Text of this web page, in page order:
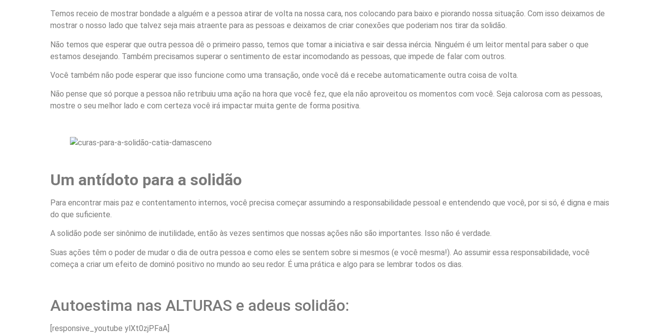
Temos receio de mostrar bondade a alguém e a pessoa atirar de volta na nossa cara, nos colocando para baixo e piorando nossa situação. Com isso deixamos de
mostrar o nosso lado que talvez seja mais atraente para as pessoas e deixamos de criar conexões que poderiam nos tirar da solidão.
Não temos que esperar que outra pessoa dê o primeiro passo, temos que tomar a iniciativa e sair dessa inércia. Ninguém é um leitor mental para saber o que
estamos desejando. Também precisamos superar o sentimento de estar incomodando as pessoas, que impede de falar com outros.
Você também não pode esperar que isso funcione como uma transação, onde você dá e recebe automaticamente outra coisa de volta.
Não pense que só porque a pessoa não retribuiu uma ação na hora que você fez, que ela não aproveitou os momentos com você. Seja calorosa com as pessoas,
mostre o seu melhor lado e com certeza você irá impactar muita gente de forma positiva.
Um antídoto para a solidão
Para encontrar mais paz e contentamento internos, você precisa começar assumindo a responsabilidade pessoal e entendendo que você, por si só, é digna e mais
do que suficiente.
A solidão pode ser sinônimo de inutilidade, então às vezes sentimos que nossas ações não são importantes. Isso não é verdade.
Suas ações têm o poder de mudar o dia de outra pessoa e como eles se sentem sobre si mesmos (e você mesma!). Ao assumir essa responsabilidade, você
começa a criar um efeito de dominó positivo no mundo ao seu redor. É uma prática e algo para se lembrar todos os dias.
Autoestima nas ALTURAS e adeus solidão:
[responsive_youtube ylXt0zjPFaA]